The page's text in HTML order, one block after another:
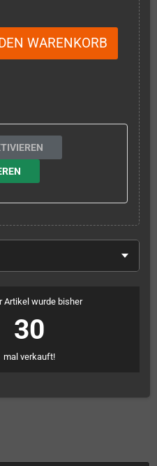
WARENKORB
Artikel wurde bisher
30
mal verkauft!